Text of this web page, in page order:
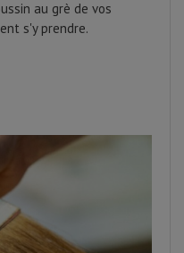
au grè de vos
s'y prendre.